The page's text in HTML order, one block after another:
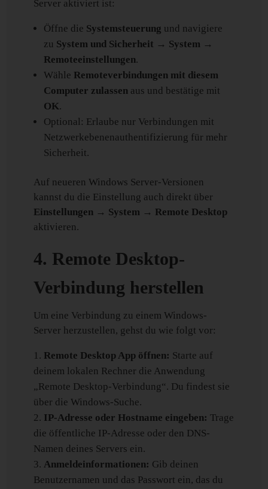
Server aktiviert ist:
Öffne die Systemsteuerung und navigiere
zu System und Sicherheit → System →
Remoteeinstellungen.
Wähle Remoteverbindungen mit diesem
Computer zulassen aus und bestätige mit
OK.
Optional: Erlaube nur Verbindungen mit
Netzwerkebenenauthentifizierung für mehr
Sicherheit.
Auf neueren Windows Server-Versionen
kannst du die Einstellung auch direkt über
Einstellungen → System → Remote Desktop
aktivieren.
4. Remote Desktop-
Verbindung herstellen
Um eine Verbindung zu einem Windows-
Server herzustellen, gehst du wie folgt vor:
Remote Desktop App öffnen: Starte auf
deinem lokalen Rechner die Anwendung
„Remote Desktop-Verbindung“. Du findest sie
über die Windows-Suche.
IP-Adresse oder Hostname eingeben: Trage
die öffentliche IP-Adresse oder den DNS-
Namen deines Servers ein.
Anmeldeinformationen: Gib deinen
Benutzernamen und das Passwort ein, das du